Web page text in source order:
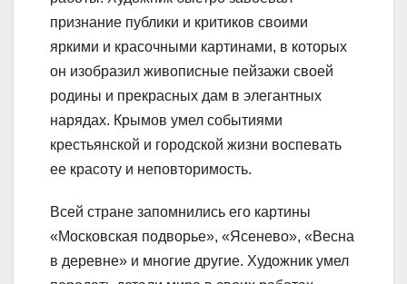
признание публики и критиков своими
яркими и красочными картинами, в которых
он изобразил живописные пейзажи своей
родины и прекрасных дам в элегантных
нарядах. Крымов умел событиями
крестьянской и городской жизни воспевать
ее красоту и неповторимость.
Всей стране запомнились его картины
«Московская подворье», «Ясенево», «Весна
в деревне» и многие другие. Художник умел